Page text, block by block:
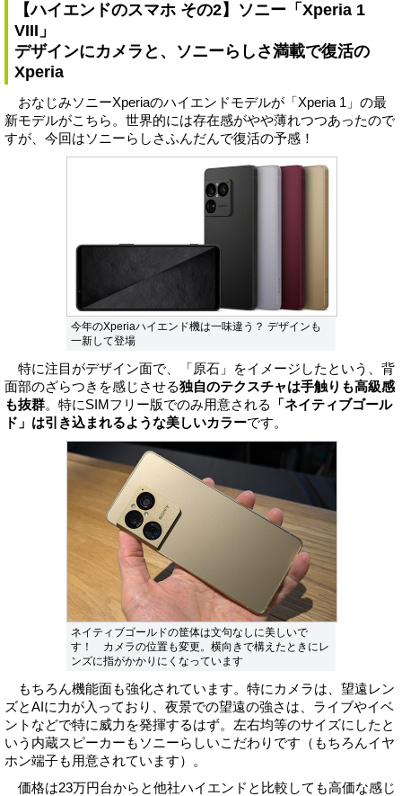
【ハイエンドのスマホ その2】ソニー「Xperia 1
VIII」
デザインにカメラと、ソニーらしさ満載で復活の
Xperia
おなじみソニーXperiaのハイエンドモデルが「Xperia 1」の最
新モデルがこちら。世界的には存在感がやや薄れつつあったので
すが、今回はソニーらしさふんだんで復活の予感！
今年のXperiaハイエンド機は一味違う？ デザインも
一新して登場
特に注目がデザイン面で、「原石」をイメージしたという、背
面部のざらつきを感じさせる独自のテクスチャは手触りも高級感
も抜群。特にSIMフリー版でのみ用意される
「ネイティブゴール
ド」は引き込まれるような美しいカラーです。
ネイティブゴールドの筐体は文句なしに美しいで
す！ カメラの位置も変更。横向きで構えたときにレ
ンズに指がかかりにくなっています
もちろん機能面も強化されています。特にカメラは、望遠レン
ズとAIに力が入っており、夜景での望遠の強さは、ライブやイベ
ントなどで特に威力を発揮するはず。左右均等のサイズにしたと
いう内蔵スピーカーもソニーらしいこだわりです（もちろんイヤ
ホン端子も用意されています）。
価格は23万円台からと他社ハイエンドと比較しても高価な感じ